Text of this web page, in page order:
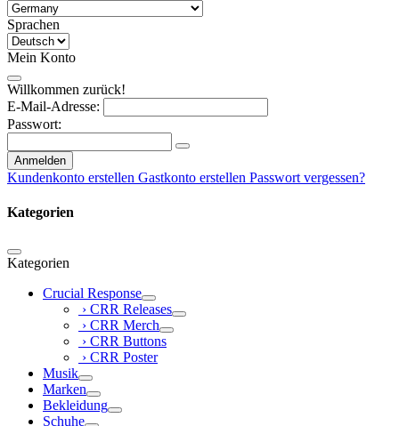
Sprachen
Mein Konto
Willkommen zurück!
E-Mail-Adresse:
Passwort:
Anmelden
Kundenkonto erstellen Gastkonto erstellen Passwort vergessen?
Kategorien
Kategorien
Crucial Response
› CRR Releases
› CRR Merch
› CRR Buttons
› CRR Poster
Musik
Marken
Bekleidung
Schuhe